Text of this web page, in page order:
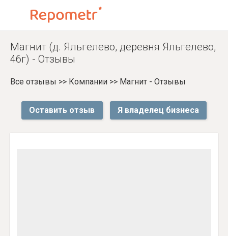
Магнит (д. Яльгелево, деревня Яльгелево,
46г) - Отзывы
Все отзывы >> Компании >> Магнит - Отзывы
Оставить отзыв Я владелец бизнеса